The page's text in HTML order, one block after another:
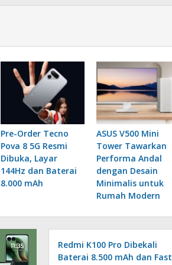
Pre-Order Tecno
Pova 8 5G Resmi
Dibuka, Layar
144Hz dan Baterai
8.000 mAh
ASUS V500 Mini
Tower Tawarkan
Performa Andal
dengan Desain
Minimalis untuk
Rumah Modern
Redmi K100 Pro Dibekali
Baterai 8.500 mAh dan Fast